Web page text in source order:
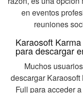
en eventos
reuniones
Karaosoft
para descargar
Muchos
descargar Karaosoft
Full para acceder